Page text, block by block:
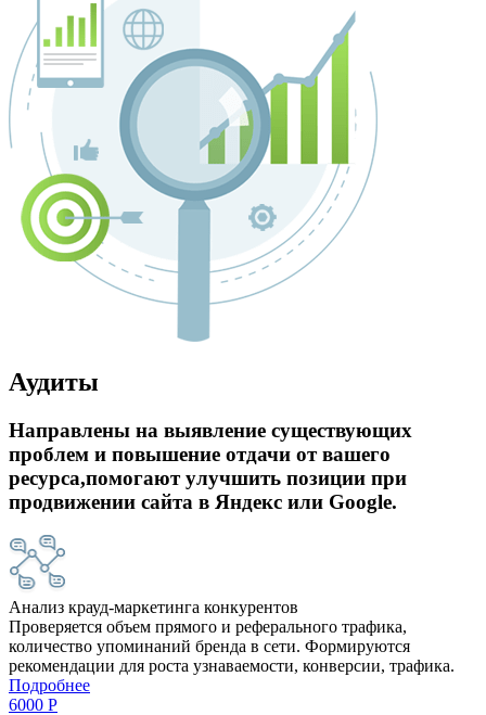
Аудиты
Направлены на выявление существующих
проблем и повышение отдачи от вашего
ресурса,помогают улучшить позиции при
продвижении сайта в Яндекс или Google.
Анализ крауд-маркетинга конкурентов
Проверяется объем прямого и реферального трафика,
количество упоминаний бренда в сети. Формируются
рекомендации для роста узнаваемости, конверсии, трафика.
Подробнее
6000 Р